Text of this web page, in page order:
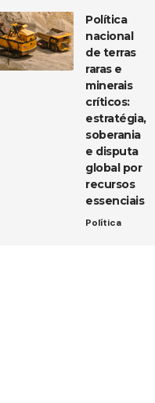
Política
nacional
de terras
raras e
minerais
críticos:
estratégia,
soberania
e disputa
global por
recursos
essenciais
Política